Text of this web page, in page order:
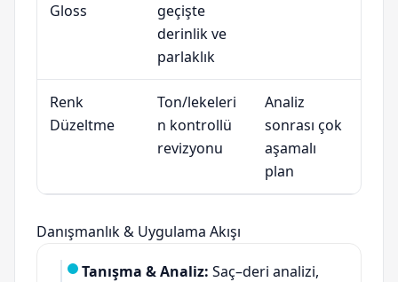
Gloss
geçişte
derinlik ve
parlaklık
Renk
Düzeltme
Ton/lekeleri
n kontrollü
revizyonu
Analiz
sonrası çok
aşamalı
plan
Danışmanlık & Uygulama Akışı
Tanışma & Analiz: Saç–deri analizi,